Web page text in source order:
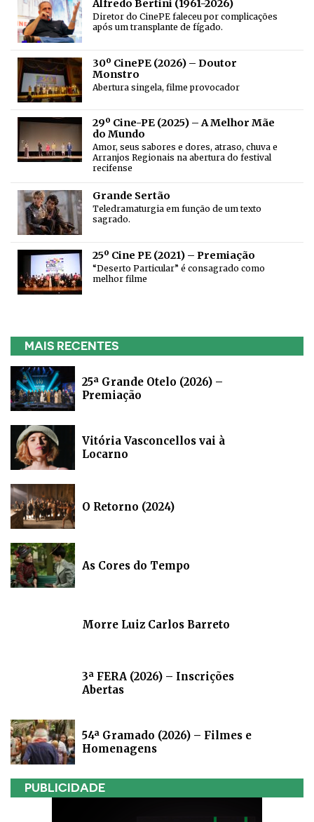
Alfredo Bertini (1961-2026)
Diretor do CinePE faleceu por complicações
após um transplante de fígado.
30º CinePE (2026) – Doutor
Monstro
Abertura singela, filme provocador
29º Cine-PE (2025) – A Melhor Mãe
do Mundo
Amor, seus sabores e dores, atraso, chuva e
Arranjos Regionais na abertura do festival
recifense
Grande Sertão
Teledramaturgia em função de um texto
sagrado.
25º Cine PE (2021) – Premiação
“Deserto Particular” é consagrado como
melhor filme
MAIS RECENTES
25ª Grande Otelo (2026) –
Premiação
Vitória Vasconcellos vai à
Locarno
O Retorno (2024)
As Cores do Tempo
Morre Luiz Carlos Barreto
3ª FERA (2026) – Inscrições
Abertas
54ª Gramado (2026) – Filmes e
Homenagens
PUBLICIDADE